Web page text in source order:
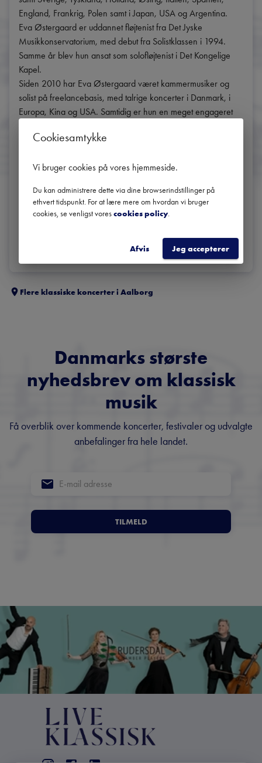
England, Frankrig, Polen samt i Japan, USA og Argentina.
Eva Østergaard er uddannet fløjtenist fra Det Jyske
Musikkonservatorium, med debut fra Solistklassen i 1994.
Samme år blev hun ansat som solofløjtenist i Det Kongelige
Kapel.
Siden 2010 har Eva Østergaard været kammermusiker og
solist på freelancebasis, med talrige koncerter i Danmark, i
Europa, Kina og USA. Samtidig er hun en meget engageret
Eva Østergaard vandt priser ved den internationale Kuhlau-
Kammermusikkonkurrencerne afhold af DR i 1992 og 1996.
Gratis adgang.
Flere klassiske koncerter i Aalborg
Danmarks største
nyhedsbrev om klassisk
musik
Få overblik over kommende koncerter, festivaler og udvalgte
anbefalinger fra hele landet.
TILMELD
Cookiesamtykke
Vi bruger cookies på vores hjemmeside.
Du kan administrere dette via dine browserindstillinger på
ethvert tidspunkt. For at lære mere om hvordan vi bruger
cookies, se venligst vorescookies policy.
Afvis Jeg accepterer